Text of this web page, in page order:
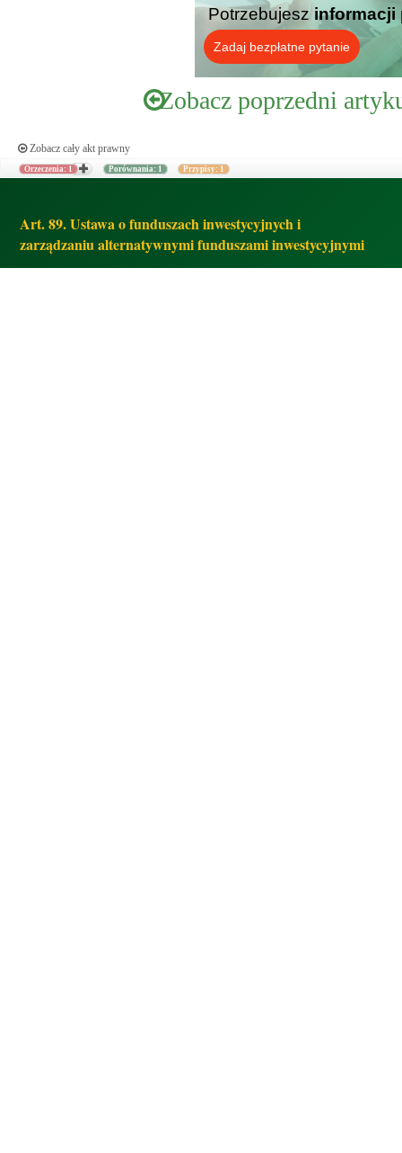
Potrzebujesz informacji
Zadaj bezpłatne pytanie
Zobacz poprzedni
Zobacz cały akt prawny
Orzeczenia: 1 Porównania: 1 Przypisy: 1
Art. 89. Ustawa o funduszach inwestycyjnych i
zarządzaniu alternatywnymi funduszami inwestycyjnymi